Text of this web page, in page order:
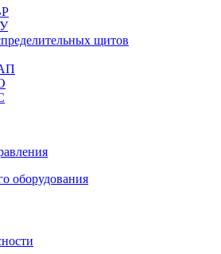
щитов
оборудования